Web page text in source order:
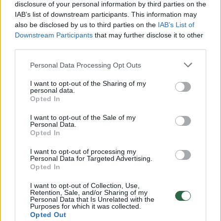
disclosure of your personal information by third parties on the
IAB’s list of downstream participants. This information may
also be disclosed by us to third parties on the IAB’s List of
Downstream Participants that may further disclose it to other
Personal Data Processing Opt Outs
I want to opt-out of the Sharing of my
personal data.
Opted In
I want to opt-out of the Sale of my
Personal Data.
Opted In
I want to opt-out of processing my
Personal Data for Targeted Advertising.
Opted In
I want to opt-out of Collection, Use,
Retention, Sale, and/or Sharing of my
Personal Data that Is Unrelated with the
Purposes for which it was collected.
Opted Out
00:00:30
Vaizdai iš tragiškos avarijos Vilniaus r.: dviejų moterų ir
vaiko gyvybių išgelbėti nepavyko
Žinios | Lietuvos diena
00:00:57
Savaitės vidurys nusimato karštas: temperatūra kils iki
32 laipsnių šilumos
vaizdas pribloškia
Avarija Vilniuje: į stotelę įsirėžęs automobilis sužalojo